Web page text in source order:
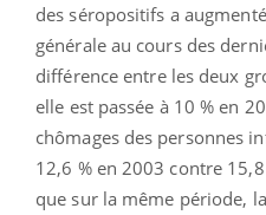
des séropositifs a
générale au cours des
différence entre les deux
elle est passée à 10 % en
chômages des personnes
12,6 % en 2003 contre
que sur la même période,